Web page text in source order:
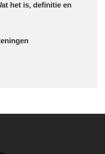
het is, definitie en